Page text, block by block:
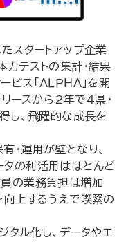
スタートアップ企業
力テストの集計・結果
ス「ＡＬＰＨＡ」を開
リースから2年で４県・
し、飛躍的な成長を
・運用が壁となり、
の利活用はほとんど
の業務負担は増加
向上するうえで喫緊の
ジタル化し、データやエ